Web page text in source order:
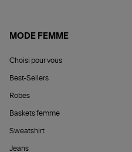
MODE FEMME
Choisi pour vous
Best-Sellers
Robes
Baskets femme
Sweatshirt
Jeans